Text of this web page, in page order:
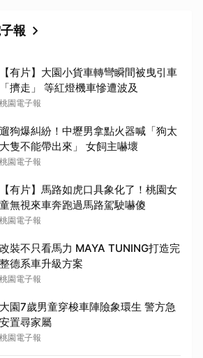
報
【有片】大園小貨車轉彎瞬間被曳引車
「擠走」 等紅燈機車慘遭波及
桃園電子報
遛狗爆糾紛！中壢男拿點火器喊「狗太
大隻不能帶出來」 女飼主嚇壞
桃園電子報
【有片】馬路如虎口具象化了！桃園女
童無視來車奔跑過馬路駕駛嚇傻
桃園電子報
改裝不只看馬力 MAYA TUNING打造完
整德系車升級方案
桃園電子報
大園7歲男童穿梭車陣險象環生 警方急
安置尋家屬
桃園電子報